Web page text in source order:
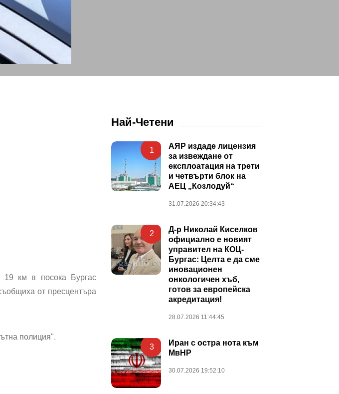
19 км в посока Бургас
от пресцентъра
полиция".
Най-Четени
1
АЯР издаде лицензия
за извеждане от
експлоатация на трети
и четвърти блок на
АЕЦ „Козлодуй“
31.07.2026 20:34:43
2
Д-р Николай Киселков
официално е новият
управител на КОЦ-
Бургас: Целта е да сме
иновационен
онкологичен хъб,
готов за европейска
акредитация!
28.07.2026 11:44:45
3
Иран с остра нота към
МвНР
30.07.2026 19:52:10